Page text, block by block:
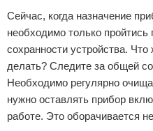
Сейчас, когда назначение
необходимо только
сохранности устройства.
делать? Следите за общей
Необходимо регулярно
нужно оставлять прибор
работе. Это оборачивается